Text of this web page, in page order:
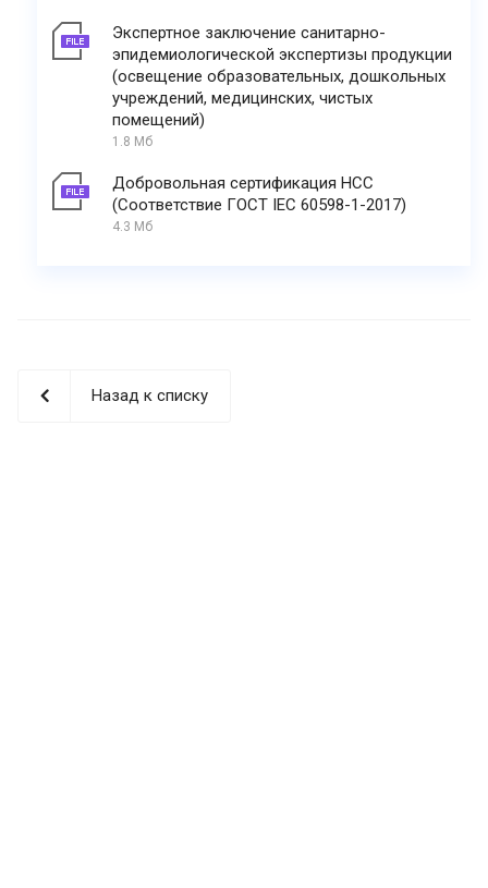
Экспертное заключение санитарно-
эпидемиологической экспертизы продукции
(освещение образовательных, дошкольных
учреждений, медицинских, чистых
помещений)
1.8 Мб
Добровольная сертификация НСС
(Соответствие ГОСТ IEC 60598-1-2017)
4.3 Мб
Назад к списку